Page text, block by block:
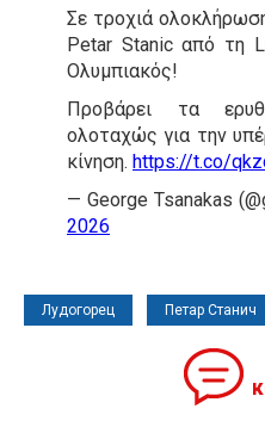
Σε τροχιά
Petar Stanic από τη
Ολυμπιακός!
Προβάρει τα
ολοταχώς για την
κίνηση. https://t.co/
— George Tsanakas
2026
Лудогорец Петар Станич